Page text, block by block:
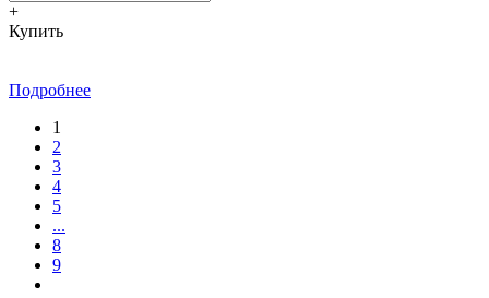
+
Купить
Подробнее
1
2
3
4
5
...
8
9